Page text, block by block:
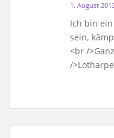
1. August
Ich bin
sein,
<br /
/